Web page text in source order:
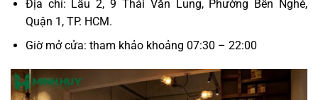
Địa chỉ: Lầu 2, 9 Thái Văn Lung, Phường Bến Nghé,
Quận 1, TP. HCM.
Giờ mở cửa: tham khảo khoảng 07:30 – 22:00